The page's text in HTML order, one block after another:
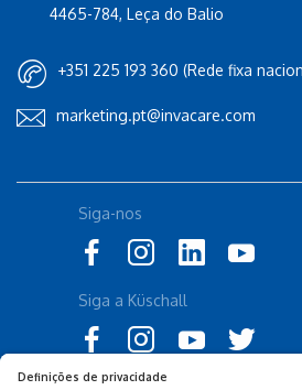
4465-784, Leça do Balio
+351 225 193 360 (Rede fixa
marketing.pt@invacare.com
Siga-nos
Siga a Küschall